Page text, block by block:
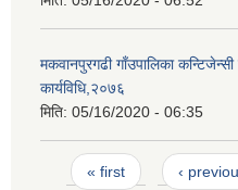
मकवानपुरगढी गाँउपालिका
कार्यविधि,२०७६
मिति: 05/16/2020 - 06:35
Pages
« first ‹